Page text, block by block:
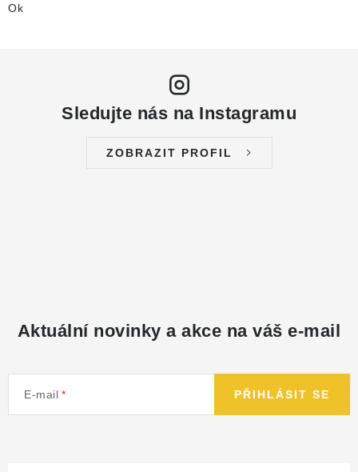
Ok
Sledujte nás na Instagramu
ZOBRAZIT PROFIL
Aktuální novinky a akce na váš e-mail
E-mail PŘIHLÁSIT SE